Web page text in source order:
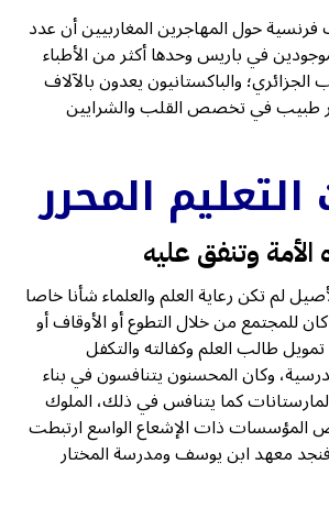
حول المهاجرين المغاربيين أن عدد
في باريس وحدها أكثر من الأطباء
الجزائري؛ والباكستانيون يعدون بالآلاف
طبيب في تخصص القلب والشرايين
المحرر
لم تكن رعاية العلم والعلماء شأنا خاصا
للمجتمع من خلال التطوع أو الأوقاف أو
طالب العلم وكفالته والتكفل
وكان المحسنون يتنافسون في بناء
كما يتنافس في ذلك، الملوك
المؤسسات ذات الإشعاع الواسع ارتبطت
معهد ابن يوسف ومدرسة المختار